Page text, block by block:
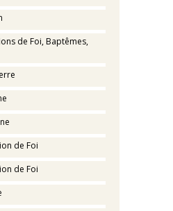
de Foi, Baptêmes,
de Foi
de Foi